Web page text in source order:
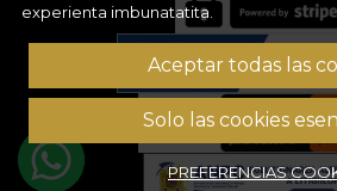
experienta imbunatatita.
Aceptar todas las
Solo las cookies
PREFERENCIAS